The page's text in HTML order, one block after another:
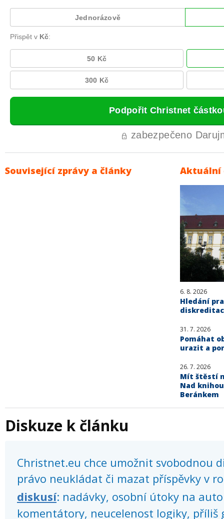
Související zprávy a články Aktuální
6. 8. 2026
Hledání
31. 7. 2026
Pomáhat
urazit a
26. 7. 2026
Mít štěstí
Nad
Beránkem
Diskuze k článku
Christnet.eu chce umožnit svobodnou
právo neukládat či mazat příspěvky v
diskusí: nadávky, osobní útoky na
komentátory, neucelenost logiky, příliš